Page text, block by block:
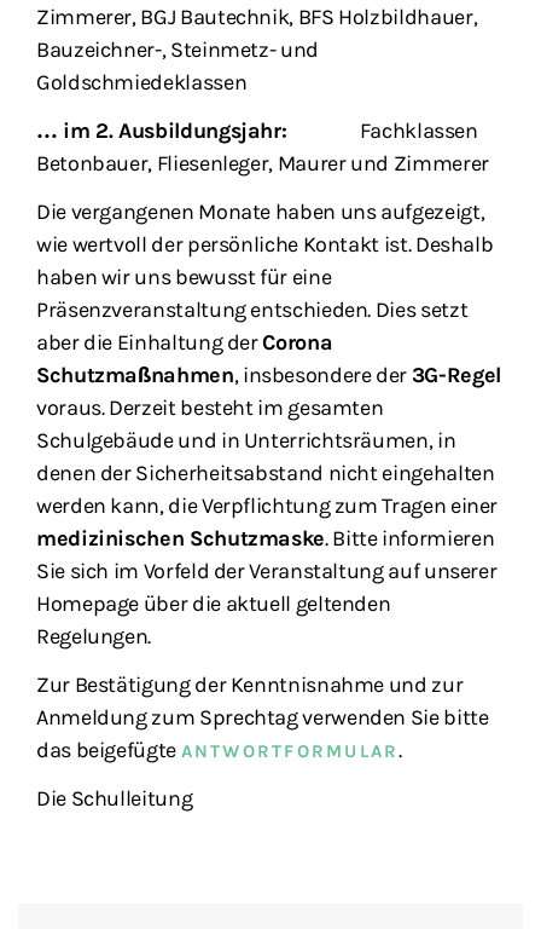
Zimmerer, BGJ Bautechnik, BFS Holzbildhauer,
Bauzeichner-, Steinmetz- und
Goldschmiedeklassen
… im 2. Ausbildungsjahr: Fachklassen
Betonbauer, Fliesenleger, Maurer und Zimmerer
Die vergangenen Monate haben uns aufgezeigt,
wie wertvoll der persönliche Kontakt ist. Deshalb
haben wir uns bewusst für eine
Präsenzveranstaltung entschieden. Dies setzt
aber die Einhaltung derCorona
Schutzmaßnahmen, insbesondere der3G-Regel
voraus. Derzeit besteht im gesamten
Schulgebäude und in Unterrichtsräumen, in
denen der Sicherheitsabstand nicht eingehalten
werden kann, die Verpflichtung zum Tragen einer
medizinischen Schutzmaske. Bitte informieren
Sie sich im Vorfeld der Veranstaltung auf unserer
Homepage über die aktuell geltenden
Regelungen.
Zur Bestätigung der Kenntnisnahme und zur
Anmeldung zum Sprechtag verwenden Sie bitte
das beigefügte ANTWORTFORMULAR.
Die Schulleitung